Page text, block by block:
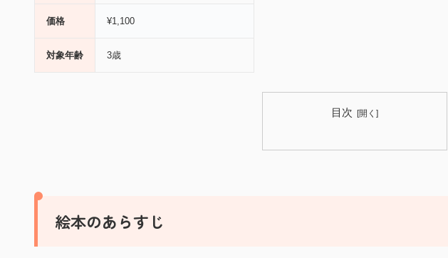
価格 ¥1,100
対象年齢 3歳
目次
絵本のあらすじ